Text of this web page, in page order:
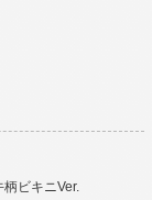
ビキニVer.